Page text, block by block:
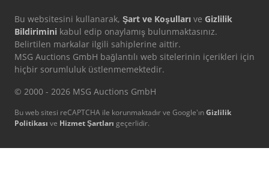
Bu websitesini kullanarak, Şart ve Koşulları ve Gizlilik
Bildirimini kabul edip onaylamış bulunmaktasınız.
Belirtilen markalar ilgili sahiplerine aittir.
MSG Auctions GmbH bağlantılı web sitelerinin içerikleri için
hiçbir sorumluluk üstlenmemektedir.
© 2000 - 2026 MSG Auctions GmbH
Bu web sitesi reCAPTCHA ile korunmaktadır ve Google'ınGizlilik
Politikası ve Hizmet Şartları geçerlidir.